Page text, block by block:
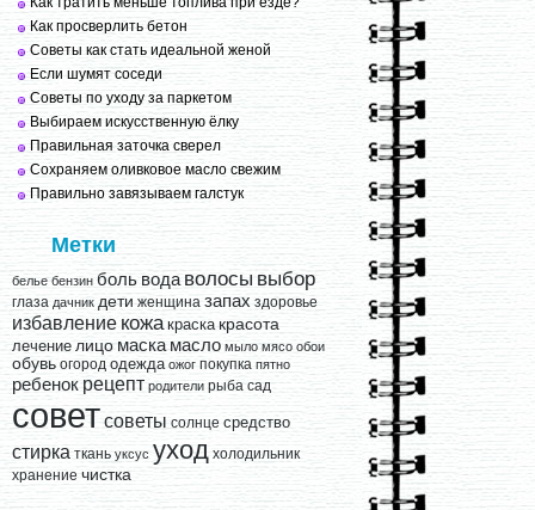
Как просверлить бетон
Советы как стать идеальной женой
Если шумят соседи
Советы по уходу за паркетом
Выбираем искусственную ёлку
Правильная заточка сверел
Сохраняем оливковое масло свежим
Правильно завязываем галстук
Метки
белье бензин боль вода волосы выбор
глаза дачник дети женщина запах здоровье
избавление кожа краска красота
лечение лицо маска масло мыло мясо обои
обувь огород одежда ожог покупка пятно
ребенок рецепт родители рыба сад
советсоветы солнце средство
стирка ткань уксус уход холодильник
хранение чистка